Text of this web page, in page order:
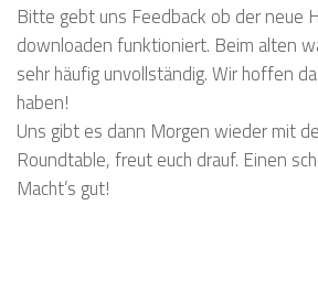
Bitte gebt uns Feedback ob der neue
downloaden funktioniert. Beim alten
sehr häufig unvollständig. Wir hoffen
haben!
Uns gibt es dann Morgen wieder mit
Roundtable, freut euch drauf. Einen
Macht’s gut!